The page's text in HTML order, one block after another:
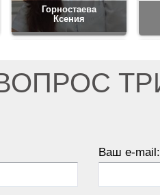
Горностаева
Ксения
Ваш e-mail: